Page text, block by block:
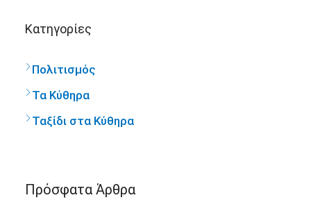
Kατηγορίες
Πολιτισμός
Τα Κύθηρα
Ταξίδι στα Κύθηρα
Πρόσφατα Άρθρα